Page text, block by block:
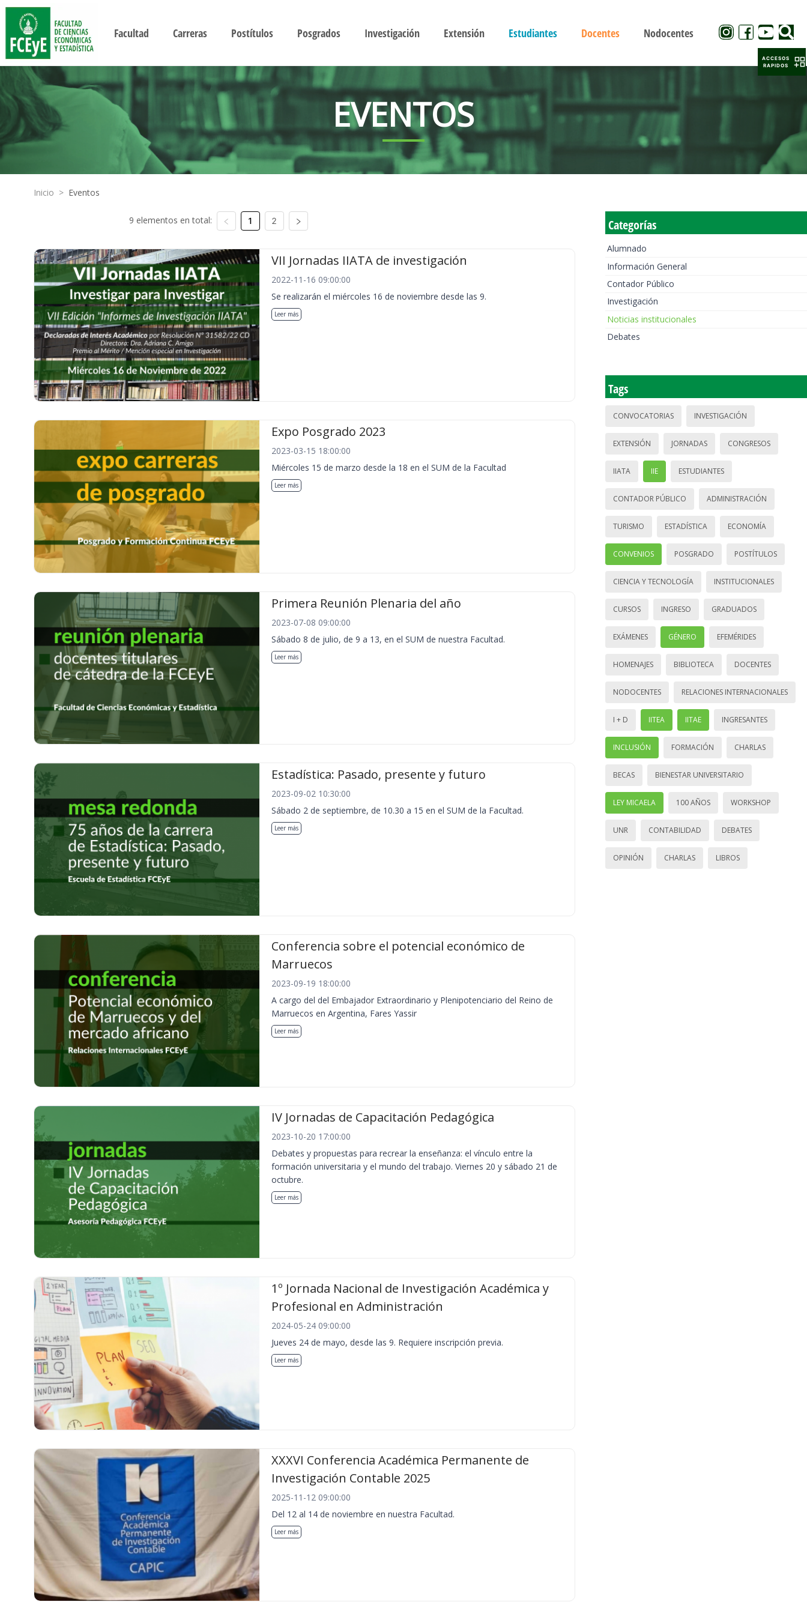
Facultad Carreras Postítulos Posgrados Investigación Extensión Estudiantes Docentes Nodocentes
EVENTOS
Inicio > Eventos
9 elementos en total: 1 2
VII Jornadas IIATA de investigación
2022-11-16 09:00:00
Se realizarán el miércoles 16 de noviembre desde las 9.
Leer más
Expo Posgrado 2023
2023-03-15 18:00:00
Miércoles 15 de marzo desde la 18 en el SUM de la Facultad
Leer más
Primera Reunión Plenaria del año
2023-07-08 09:00:00
Sábado 8 de julio, de 9 a 13, en el SUM de nuestra Facultad.
Leer más
Estadística: Pasado, presente y futuro
2023-09-02 10:30:00
Sábado 2 de septiembre, de 10.30 a 15 en el SUM de la Facultad.
Leer más
Conferencia sobre el potencial económico de
Marruecos
2023-09-19 18:00:00
A cargo del del Embajador Extraordinario y Plenipotenciario del Reino de
Marruecos en Argentina, Fares Yassir
Leer más
IV Jornadas de Capacitación Pedagógica
2023-10-20 17:00:00
Debates y propuestas para recrear la enseñanza: el vínculo entre la
formación universitaria y el mundo del trabajo. Viernes 20 y sábado 21 de
octubre.
Leer más
1º Jornada Nacional de Investigación Académica y
Profesional en Administración
2024-05-24 09:00:00
Jueves 24 de mayo, desde las 9. Requiere inscripción previa.
Leer más
XXXVI Conferencia Académica Permanente de
Investigación Contable 2025
2025-11-12 09:00:00
Del 12 al 14 de noviembre en nuestra Facultad.
Leer más
Categorías
Alumnado
Información General
Contador Público
Investigación
Noticias institucionales
Debates
Tags
CONVOCATORIAS INVESTIGACIÓN
EXTENSIÓN JORNADAS CONGRESOS
IIATA IIE ESTUDIANTES
CONTADOR PÚBLICO ADMINISTRACIÓN
TURISMO ESTADÍSTICA ECONOMÍA
CONVENIOS POSGRADO POSTÍTULOS
CIENCIA Y TECNOLOGÍA INSTITUCIONALES
CURSOS INGRESO GRADUADOS
EXÁMENES GÉNERO EFEMÉRIDES
HOMENAJES BIBLIOTECA DOCENTES
NODOCENTES RELACIONES INTERNACIONALES
I + D IITEA IITAE INGRESANTES
INCLUSIÓN FORMACIÓN CHARLAS
BECAS BIENESTAR UNIVERSITARIO
LEY MICAELA 100 AÑOS WORKSHOP
UNR CONTABILIDAD DEBATES
OPINIÓN CHARLAS LIBROS
ACCESOS
RAPIDOS